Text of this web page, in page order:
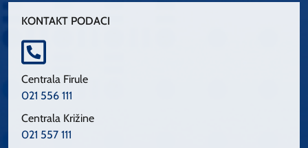
KONTAKT PODACI
Centrala Firule
021 556 111
Centrala Križine
021 557 111